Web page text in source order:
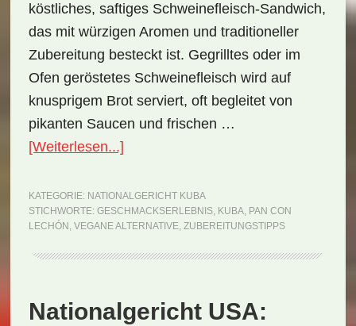
köstliches, saftiges Schweinefleisch-Sandwich,
das mit würzigen Aromen und traditioneller
Zubereitung besteckt ist. Gegrilltes oder im
Ofen geröstetes Schweinefleisch wird auf
knusprigem Brot serviert, oft begleitet von
pikanten Saucen und frischen …
[Weiterlesen...]ÜberNationalgericht
Pan
con
(Rezept)
KATEGORIE: NATIONALGERICHT KUBA
STICHWORTE: GESCHMACKSERLEBNIS, KUBA, PAN CON
LECHÓN , VEGANE ALTERNATIVE, ZUBEREITUNGSTIPPS
Nationalgericht USA: